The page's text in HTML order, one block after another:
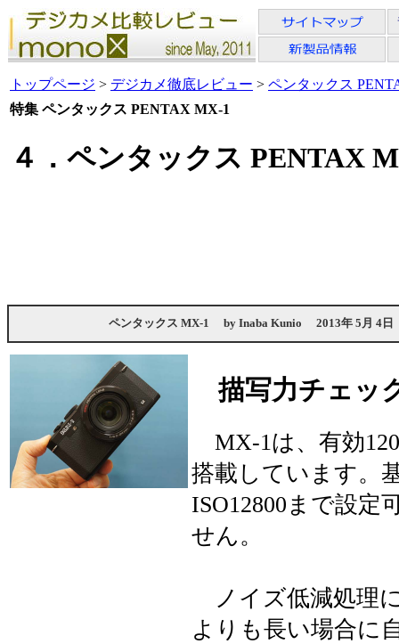
トップページ > デジカメ徹底レビュー > ペンタックス
特集 ペンタックス PENTAX MX-1
４．ペンタックス PENTAX
ペンタックス MX-1 by Inaba Kunio 2013年 5月 4日
描写力チェッ
MX-1は、有効
搭載しています。
ISO12800まで設定
せん。
ノイズ低減処理
よりも長い場合に